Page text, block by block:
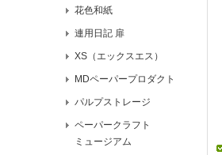
花色和紙
連用日記 扉
XS（エックスエス）
MDペーパープロダクト
パルプストレージ
ペーパークラフト
ミュージアム